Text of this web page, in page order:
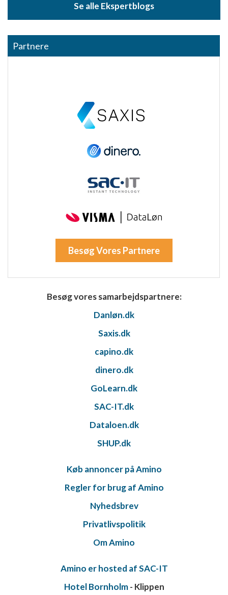
Se alle Ekspertblogs
Partnere
Besøg Vores Partnere
Besøg vores samarbejdspartnere:
Danløn.dk
Saxis.dk
capino.dk
dinero.dk
GoLearn.dk
SAC-IT.dk
Dataloen.dk
SHUP.dk
Køb annoncer på Amino
Regler for brug af Amino
Nyhedsbrev
Privatlivspolitik
Om Amino
Amino er hosted af SAC-IT
Hotel Bornholm- Klippen